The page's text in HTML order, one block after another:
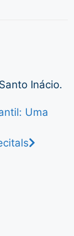
Inácio.
Uma